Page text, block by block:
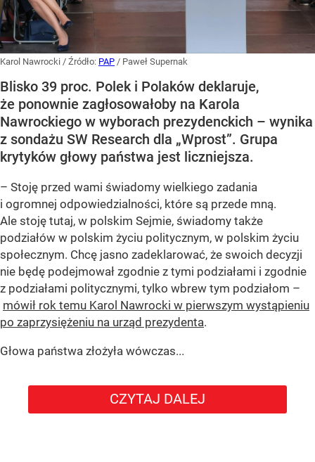
Karol Nawrocki / Źródło: PAP / Paweł Supernak
Blisko 39 proc. Polek i Polaków deklaruje,
że ponownie zagłosowałoby na Karola
Nawrockiego w wyborach prezydenckich – wynika
z sondażu SW Research dla „Wprost”. Grupa
krytyków głowy państwa jest liczniejsza.
– Stoję przed wami świadomy wielkiego zadania
i ogromnej odpowiedzialności, które są przede mną.
Ale stoję tutaj, w polskim Sejmie, świadomy także
podziałów w polskim życiu politycznym, w polskim życiu
społecznym. Chcę jasno zadeklarować, że swoich decyzji
nie będę podejmował zgodnie z tymi podziałami i zgodnie
z podziałami politycznymi, tylko wbrew tym podziałom –
mówił rok temu Karol Nawrocki w pierwszym wystąpieniu
po zaprzysiężeniu na urząd prezydenta.
Głowa państwa złożyła wówczas...
CZYTAJ DALEJ